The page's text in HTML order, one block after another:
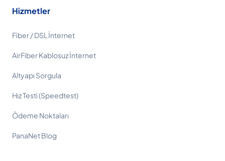
Hizmetler
Fiber / DSL İnternet
AirFiber Kablosuz İnternet
Altyapı Sorgula
Hız Testi (Speedtest)
Ödeme Noktaları
PanaNet Blog